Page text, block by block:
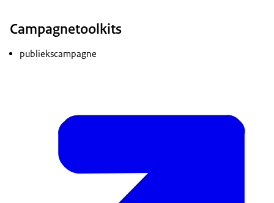
Campagnetoolkits
publiekscampagne